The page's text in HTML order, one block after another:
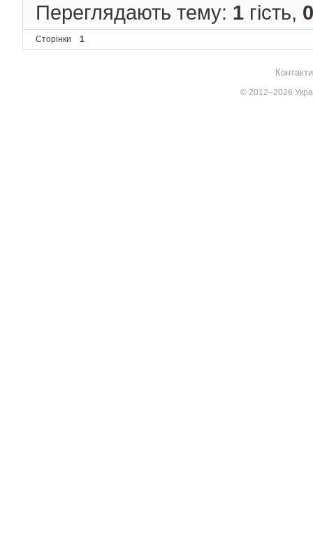
Переглядають тему: 1 гість, 0
Сторінки 1
© 2012–2026